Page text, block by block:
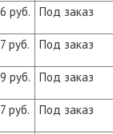
руб. Под заказ
руб. Под заказ
руб. Под заказ
руб. Под заказ